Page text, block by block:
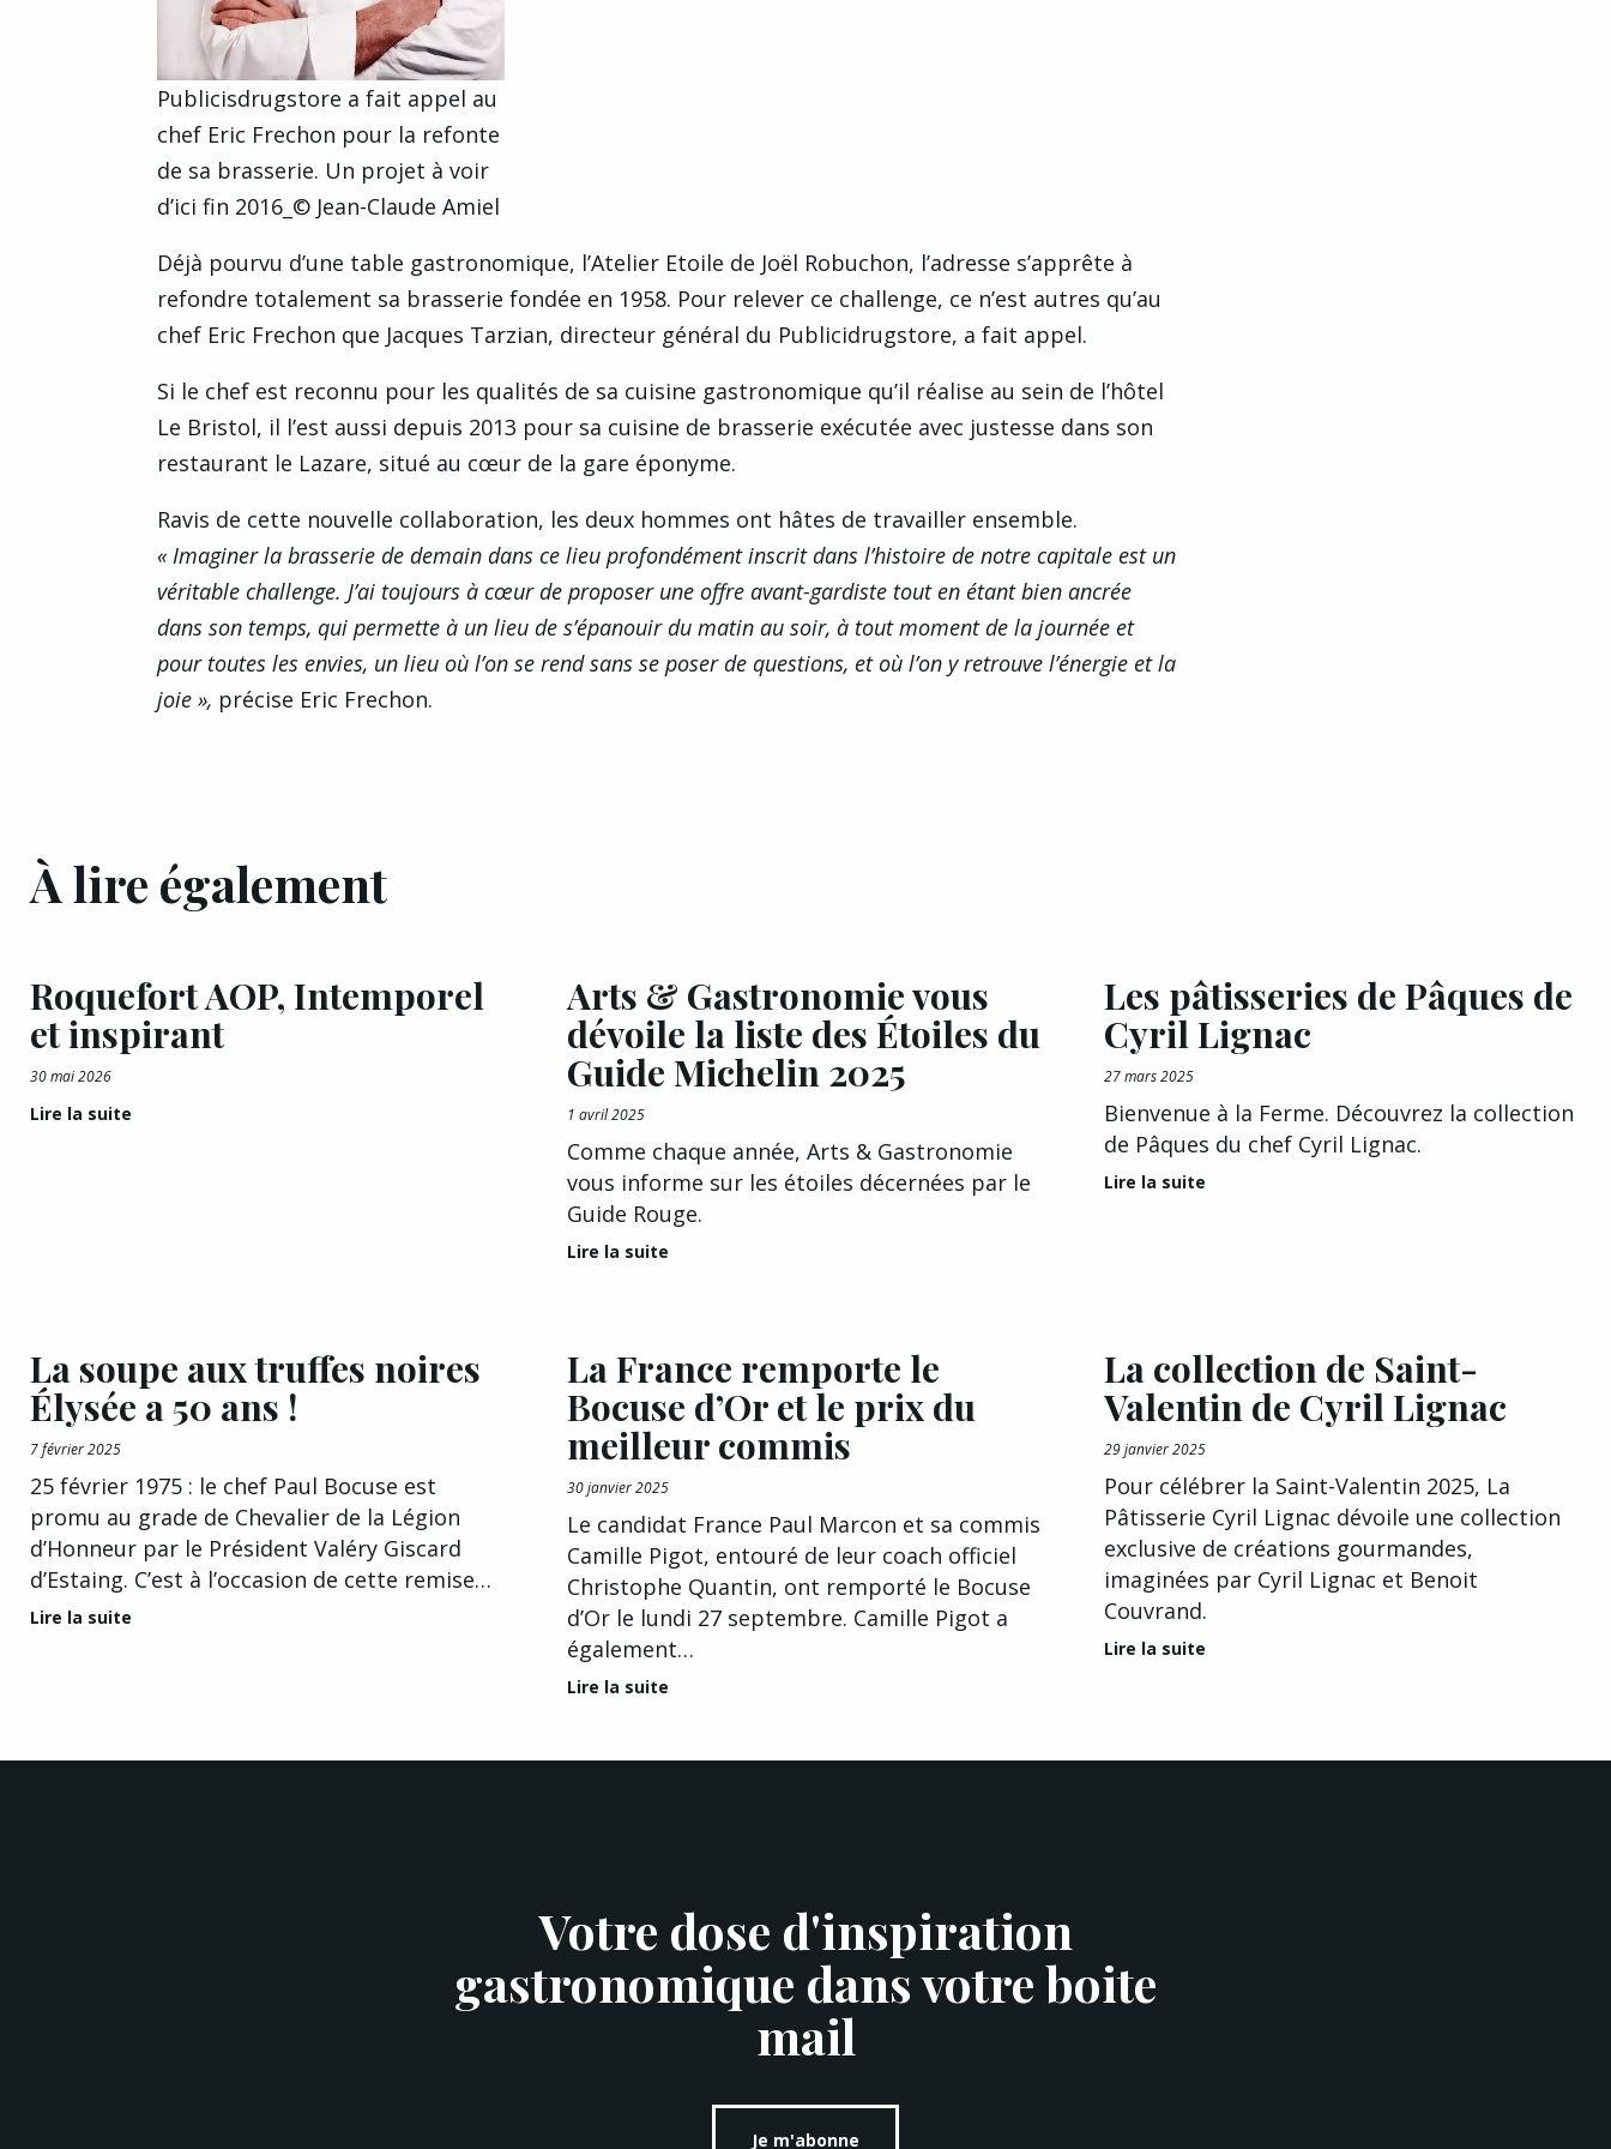
Publicisdrugstore a fait appel au
chef Eric Frechon pour la refonte
de sa brasserie. Un projet à voir
d’ici fin 2016_© Jean-Claude Amiel
Déjà pourvu d’une table gastronomique, l’Atelier Etoile de Joël Robuchon, l’adresse s’apprête à
refondre totalement sa brasserie fondée en 1958. Pour relever ce challenge, ce n’est autres qu’au
chef Eric Frechon que Jacques Tarzian, directeur général du Publicidrugstore, a fait appel.
Si le chef est reconnu pour les qualités de sa cuisine gastronomique qu’il réalise au sein de l’hôtel
Le Bristol, il l’est aussi depuis 2013 pour sa cuisine de brasserie exécutée avec justesse dans son
restaurant le Lazare, situé au cœur de la gare éponyme.
Ravis de cette nouvelle collaboration, les deux hommes ont hâtes de travailler ensemble.
« Imaginer la brasserie de demain dans ce lieu profondément inscrit dans l’histoire de notre capitale est un
véritable challenge. J’ai toujours à cœur de proposer une offre avant-gardiste tout en étant bien ancrée
dans son temps, qui permette à un lieu de s’épanouir du matin au soir, à tout moment de la journée et
pour toutes les envies, un lieu où l’on se rend sans se poser de questions, et où l’on y retrouve l’énergie et la
joie », précise Eric Frechon.
À lire également
Roquefort AOP, Intemporel
et inspirant
30 mai 2026
Lire la suite
Arts & Gastronomie vous
dévoile la liste des Étoiles du
Guide Michelin 2025
1 avril 2025
Comme chaque année, Arts & Gastronomie
vous informe sur les étoiles décernées par le
Guide Rouge.
Lire la suite
Les pâtisseries de Pâques de
Cyril Lignac
27 mars 2025
Bienvenue à la Ferme. Découvrez la collection
de Pâques du chef Cyril Lignac.
Lire la suite
La soupe aux truffes noires
Élysée a 50 ans !
7 février 2025
25 février 1975 : le chef Paul Bocuse est
promu au grade de Chevalier de la Légion
d’Honneur par le Président Valéry Giscard
d’Estaing. C’est à l’occasion de cette remise…
Lire la suite
La France remporte le
Bocuse d’Or et le prix du
meilleur commis
30 janvier 2025
Le candidat France Paul Marcon et sa commis
Camille Pigot, entouré de leur coach officiel
Christophe Quantin, ont remporté le Bocuse
d’Or le lundi 27 septembre. Camille Pigot a
également…
Lire la suite
La collection de Saint-
Valentin de Cyril Lignac
29 janvier 2025
Pour célébrer la Saint-Valentin 2025, La
Pâtisserie Cyril Lignac dévoile une collection
exclusive de créations gourmandes,
imaginées par Cyril Lignac et Benoit
Couvrand.
Lire la suite
Votre dose d'inspiration
gastronomique dans votre boite
mail
Je m'abonne